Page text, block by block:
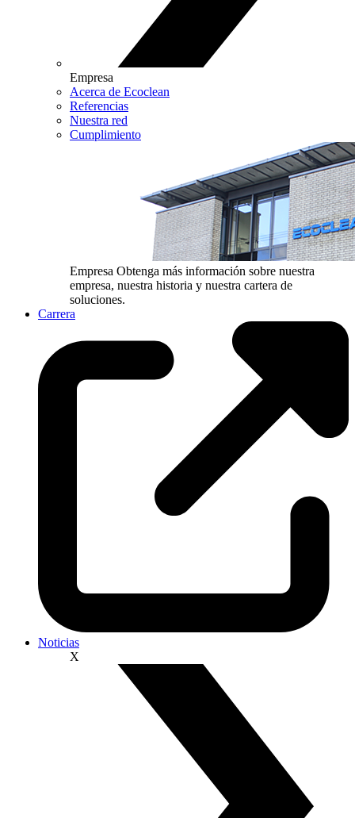
Empresa
Acerca de Ecoclean
Referencias
Nuestra red
Cumplimiento
Empresa Obtenga más información sobre nuestra
empresa, nuestra historia y nuestra cartera de
soluciones.
Carrera
Noticias
X